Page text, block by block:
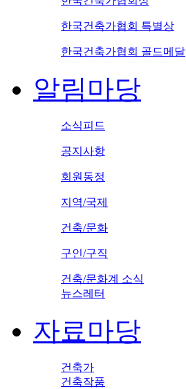
한국건축가협회 특별상
한국건축가협회 골드메달
알림마당
소식피드
공지사항
회원동정
지역/국제
건축/문화
구인/구직
건축/문화계 소식
뉴스레터
자료마당
건축가
건축작품